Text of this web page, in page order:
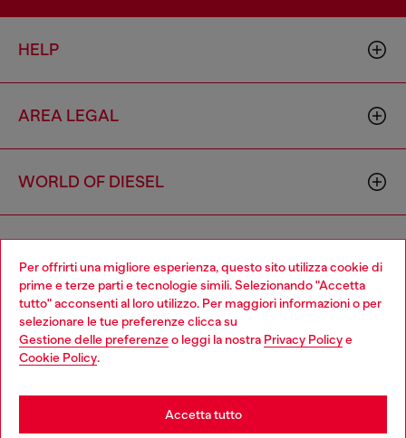
Per offrirti una migliore esperienza, questo sito utilizza cookie di
prime e terze parti e tecnologie simili. Selezionando "Accetta
tutto" acconsenti al loro utilizzo. Per maggiori informazioni o per
selezionare le tue preferenze clicca su
Gestione delle preferenzeo leggi la nostra Privacy Policye
Cookie Policy.
Accetta tutto
HELP
AREA LEGAL
WORLD OF DIESEL
Country: IT Language: IT
Choose your location
You are currently browsing Italia website, but it seems you may
be based in United States